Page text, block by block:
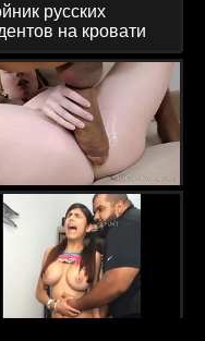
русских
на кровати
камерой